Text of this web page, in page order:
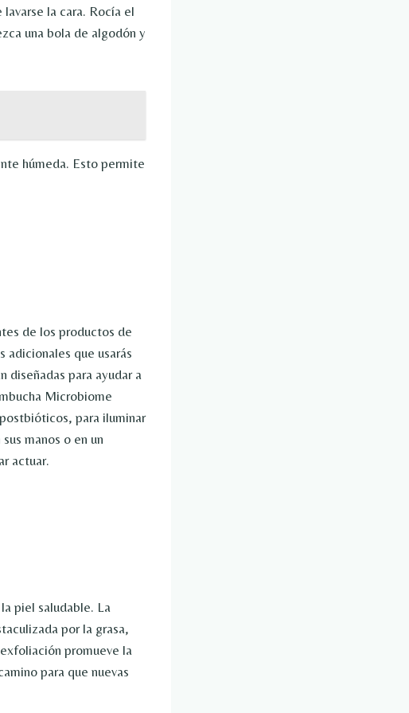
la cara. Rocía el
una bola de algodón y
húmeda. Esto permite
de los productos de
adicionales que usarás
diseñadas para ayudar a
Microbiome
para iluminar
manos o en un
actuar.
piel saludable. La
por la grasa,
promueve la
para que nuevas